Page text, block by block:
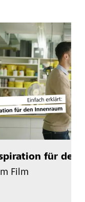
für den
Film